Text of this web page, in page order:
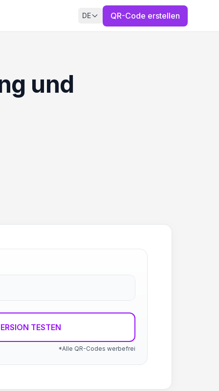
DE QR-Code erstellen
und
TESTEN
*Alle QR-Codes werbefrei